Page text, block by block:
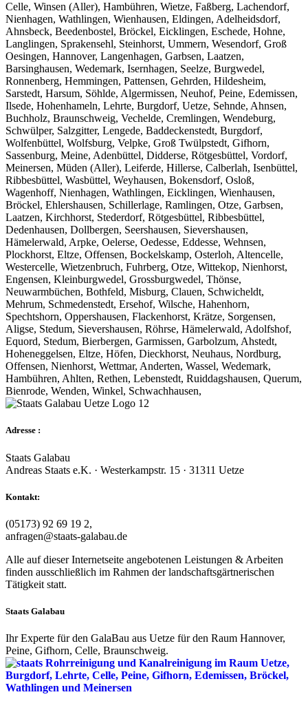
Celle, Winsen (Aller), Hambühren, Wietze, Faßberg, Lachendorf,
Nienhagen, Wathlingen, Wienhausen, Eldingen, Adelheidsdorf,
Ahnsbeck, Beedenbostel, Bröckel, Eicklingen, Eschede, Hohne,
Langlingen, Sprakensehl, Steinhorst, Ummern, Wesendorf, Groß
Oesingen, Hannover, Langenhagen, Garbsen, Laatzen,
Barsinghausen, Wedemark, Isernhagen, Seelze, Burgwedel,
Ronnenberg, Hemmingen, Pattensen, Gehrden, Hildesheim,
Sarstedt, Harsum, Söhlde, Algermissen, Neuhof, Peine, Edemissen,
Ilsede, Hohenhameln, Lehrte, Burgdorf, Uetze, Sehnde, Ahnsen,
Buchholz, Braunschweig, Vechelde, Cremlingen, Wendeburg,
Schwülper, Salzgitter, Lengede, Baddeckenstedt, Burgdorf,
Wolfenbüttel, Wolfsburg, Velpke, Groß Twülpstedt, Gifhorn,
Sassenburg, Meine, Adenbüttel, Didderse, Rötgesbüttel, Vordorf,
Meinersen, Müden (Aller), Leiferde, Hillerse, Calberlah, Isenbüttel,
Ribbesbüttel, Wasbüttel, Weyhausen, Bokensdorf, Osloß,
Wagenhoff, Nienhagen, Wathlingen, Eicklingen, Wienhausen,
Bröckel, Ehlershausen, Schillerlage, Ramlingen, Otze, Garbsen,
Laatzen, Kirchhorst, Stederdorf, Rötgesbüttel, Ribbesbüttel,
Dedenhausen, Dollbergen, Seershausen, Sievershausen,
Hämelerwald, Arpke, Oelerse, Oedesse, Eddesse, Wehnsen,
Plockhorst, Eltze, Offensen, Bockelskamp, Osterloh, Altencelle,
Westercelle, Wietzenbruch, Fuhrberg, Otze, Wittekop, Nienhorst,
Engensen, Kleinburgwedel, Grossburgwedel, Thönse,
Neuwarmbüchen, Bothfeld, Misburg, Clauen, Schwicheldt,
Mehrum, Schmedenstedt, Ersehof, Wilsche, Hahenhorn,
Spechtshorn, Oppershausen, Flackenhorst, Krätze, Sorgensen,
Aligse, Stedum, Sievershausen, Röhrse, Hämelerwald, Adolfshof,
Equord, Stedum, Bierbergen, Garmissen, Garbolzum, Ahstedt,
Hoheneggelsen, Eltze, Höfen, Dieckhorst, Neuhaus, Nordburg,
Offensen, Nienhorst, Wettmar, Anderten, Wassel, Wedemark,
Hambühren, Ahlten, Rethen, Lebenstedt, Ruiddagshausen, Querum,
Bienrode, Wenden, Winkel, Schwachhausen,
Adresse :
Staats Galabau
Andreas Staats e.K. · Westerkampstr. 15 · 31311 Uetze
Kontakt:
(05173) 92 69 19 2,
anfragen@staats-galabau.de
Alle auf dieser Internetseite angebotenen Leistungen & Arbeiten
finden ausschließlich im Rahmen der landschaftsgärtnerischen
Tätigkeit statt.
Staats Galabau
Ihr Experte für den GalaBau aus Uetze für den Raum Hannover,
Peine, Gifhorn, Celle, Braunschweig.